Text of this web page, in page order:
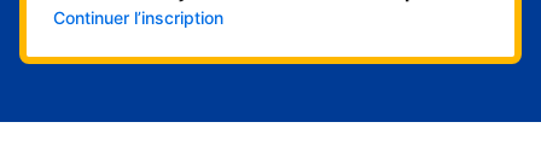
Continuer l’inscription